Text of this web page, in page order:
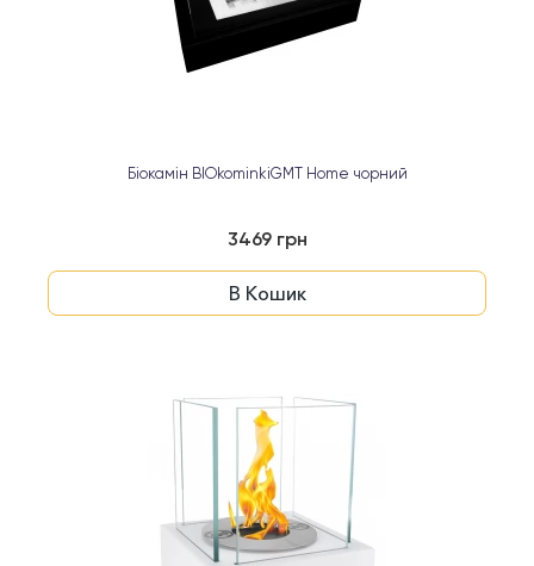
Біокамін BIOkominkiGMT Home чорний
3469 грн
В Кошик